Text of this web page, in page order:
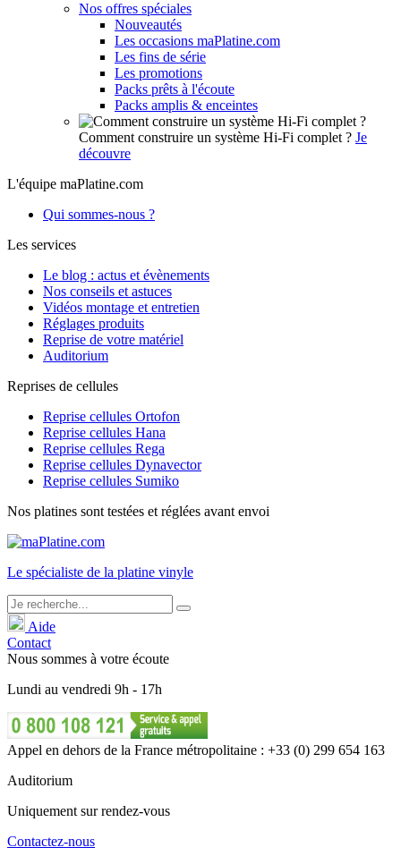
Nos offres spéciales
Nouveautés
Les occasions maPlatine.com
Les fins de série
Les promotions
Packs prêts à l'écoute
Packs amplis & enceintes
Comment construire un système Hi-Fi complet ? Je
découvre
L'équipe maPlatine.com
Qui sommes-nous ?
Les services
Le blog : actus et évènements
Nos conseils et astuces
Vidéos montage et entretien
Réglages produits
Reprise de votre matériel
Auditorium
Reprises de cellules
Reprise cellules Ortofon
Reprise cellules Hana
Reprise cellules Rega
Reprise cellules Dynavector
Reprise cellules Sumiko
Nos platines sont testées et réglées avant envoi
Le spécialiste de la platine vinyle
Aide
Contact
Nous sommes à votre écoute
Lundi au vendredi 9h - 17h
Appel en dehors de la France métropolitaine : +33 (0) 299 654 163
Auditorium
Uniquement sur rendez-vous
Contactez-nous